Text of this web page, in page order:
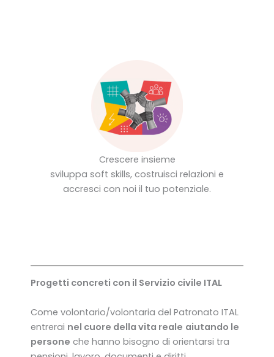
Crescere insieme
sviluppa soft skills, costruisci relazioni e
accresci con noi il tuo potenziale.
Progetti concreti con il Servizio civile ITAL
Come volontario/volontaria del Patronato ITAL
entrerai nel cuore della vita reale aiutando le
persone che hanno bisogno di orientarsi tra